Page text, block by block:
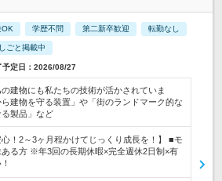
OK 学歴不問 第二新卒歓迎 転勤なし
ごと掲載中
定日：2026/08/27
の建物にも私たちの技術が活かされていま
建物を守る装置」や「街のランドマーク的な
製品」など
心！2～3ヶ月程かけてじっくり成長を！】 ■モ
ある方 ※年3回の長期休暇×完全週休2日制×有